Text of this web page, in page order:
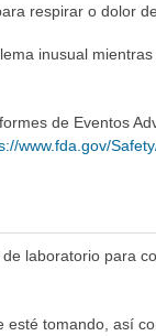
respirar o dolor
inusual mientras
de Eventos
www.fda.gov/
laboratorio para
esté tomando, así